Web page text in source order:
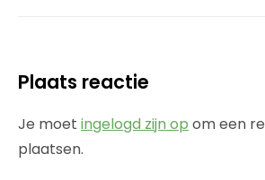
Plaats reactie
Je moet ingelogd zijn op om een
plaatsen.